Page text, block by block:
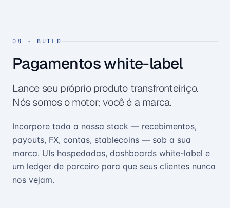
08 · BUILD
Pagamentos white-label
Lance seu próprio produto transfronteiriço.
Nós somos o motor; você é a marca.
Incorpore toda a nossa stack — recebimentos,
payouts, FX, contas, stablecoins — sob a sua
marca. UIs hospedadas, dashboards white-label e
um ledger de parceiro para que seus clientes nunca
nos vejam.